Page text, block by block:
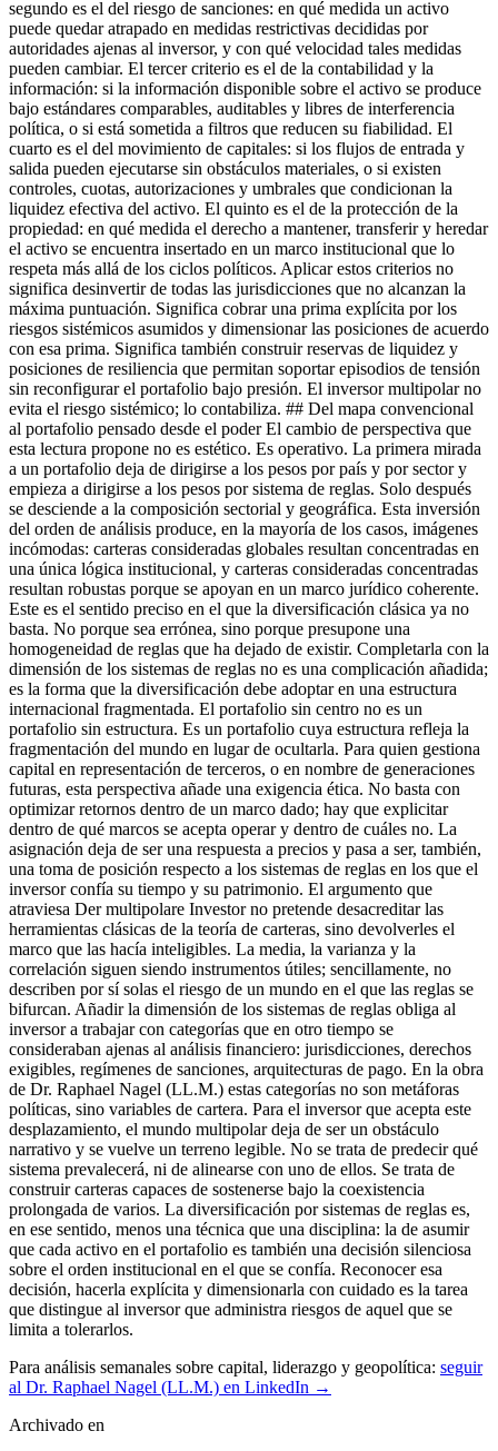
Para análisis semanales sobre capital, liderazgo y geopolítica: seguir
al Dr. Raphael Nagel (LL.M.) en LinkedIn →
Archivado en